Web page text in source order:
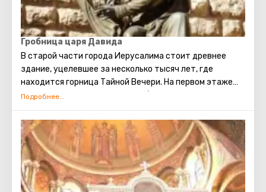
достопримечательности Иерусалима открыты для
посещения туристами.
Гробница царя Давида
В старой части города Иерусалима стоит древнее
здание, уцелевшее за несколько тысяч лет, где
находится горница Тайной Вечери. На первом этаже
этого здания расположена гробница Царя Давида. Это
объединил Израиль в мощное, сильное государство,
сделав Иерусалим его главной столицей, установил
Ковчег Завета на горе Сион. Перед смертью Давид
передал своему сыну Соломону средства и все
необходимые чертежи для строительства Первого
Храма. Его почитают как в христианстве, так и в